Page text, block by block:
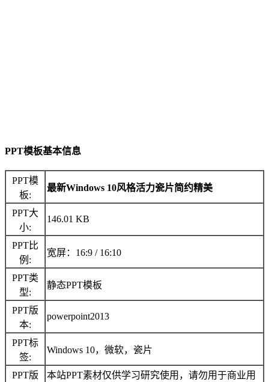
PPT模板基本信息
PPT模
板:
最新Windows 10风格活力瓷片简约精美
PPT大
小:
146.01 KB
PPT比
例:
宽屏：16:9 / 16:10
PPT类
型:
静态PPT模板
PPT版
本:
powerpoint2013
PPT标
签:
Windows 10，微软，瓷片
PPT版
本站PPT素材仅供学习研究使用，请勿用于商业用